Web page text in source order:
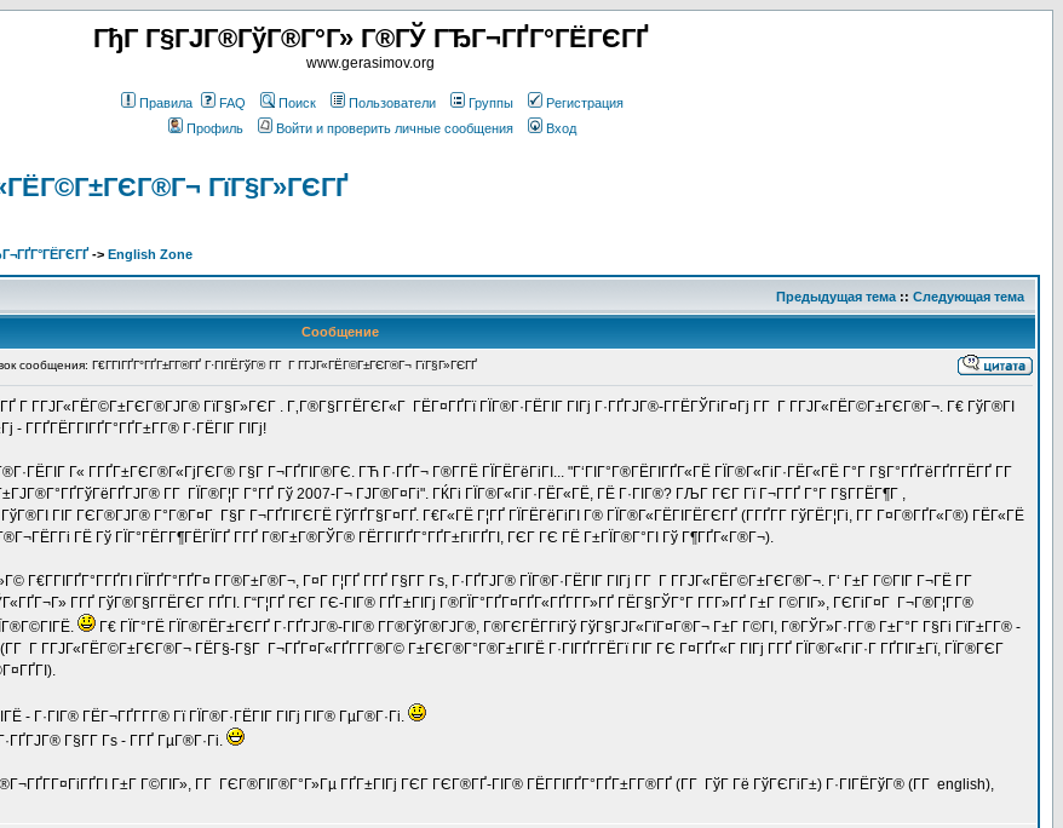
ГђГ Г§ГЈГ®ГўГ®Г°Г» Г®ГЎ ГЂГ¬ГҐГ°ГЁГЄГҐ
www.gerasimov.org
Правила FAQ Поиск Пользователи Группы
Регистрация
Профиль
Войти и проверить личные сообщения Вход
ГїГ§Г»ГЄГҐ
-> English Zone
Предыдущая тема :: Следующая тема
Сообщение
сообщения: Г€Г­ГІГҐГ°ГҐГ±Г­Г®ГҐ Г·ГІГЁГўГ® Г­Г Г Г­ГЈГ«ГЁГ©Г±ГЄГ®Г¬ ГїГ§Г»ГЄГҐ
Г Г­ГЈГ«ГЁГ©Г±ГЄГ®ГЈГ® ГїГ§Г»ГЄГ . Г‚Г®Г§Г­ГЁГЄГ«Г ГЁГ¤ГҐГї ГЇГ®Г·ГЁГІГ ГІГј Г·ГҐГЈГ®-Г­ГЁГЎГіГ¤Гј Г­Г Г Г­ГЈГ«ГЁГ©Г±ГЄГ®Г¬. Г€ ГўГ®ГІ
- Г­ГҐГЁГ­ГІГҐГ°ГҐГ±Г­Г® Г·ГЁГІГ ГІГј!
Г« Г­ГҐГ±ГЄГ®Г«ГјГЄГ® Г§Г Г¬ГҐГІГ®ГЄ. ГЋ Г·ГҐГ¬ Г®Г­ГЁ ГЇГЁГёГіГІ... "Г‘ГІГ°Г®ГЁГІГҐГ«ГЁ ГЇГ®Г«ГіГ·ГЁГ«ГЁ Г°Г Г§Г°ГҐГёГҐГ­ГЁГҐ Г­Г
Г­Г ГЇГ®Г¦Г Г°ГҐ Гў 2007-Г¬ ГЈГ®Г¤Гі". ГЌГі ГЇГ®Г«ГіГ·ГЁГ«ГЁ, ГЁ Г·ГІГ®? ГЉГ ГЄГ Гї Г¬Г­ГҐ Г°Г Г§Г­ГЁГ¶Г ,
ГІГ ГЄГ®ГЈГ® Г°Г®Г¤Г Г§Г Г¬ГҐГІГЄГЁ ГўГҐГ§Г¤ГҐ. Г€Г«ГЁ Г¦ГҐ ГЇГЁГёГіГІ Г® ГЇГ®Г«ГЁГІГЁГЄГҐ (Г­ГҐГ­Г ГўГЁГ¦Гі, Г­Г Г¤Г®ГҐГ«Г®) ГЁГ«ГЁ
ГЁ Гў ГЇГ°ГЁГ­Г¶ГЁГЇГҐ Г­ГҐ Г®Г±Г®ГЎГ® ГЁГ­ГІГҐГ°ГҐГ±ГіГҐГІ, ГЄГ ГЄ ГЁ Г±ГЇГ®Г°ГІ Гў Г¶ГҐГ«Г®Г¬).
Г€Г­ГІГҐГ°Г­ГҐГІ ГЇГҐГ°ГҐГ¤ Г­Г®Г±Г®Г¬, Г¤Г Г¦ГҐ Г­ГҐ Г§Г­Г Гѕ, Г·ГҐГЈГ® ГЇГ®Г·ГЁГІГ ГІГј Г­Г Г Г­ГЈГ«ГЁГ©Г±ГЄГ®Г¬. Г‘ Г±Г Г©ГІГ Г¬ГЁ Г­Г
Г­ГҐ ГўГ®Г§Г­ГЁГЄГ ГҐГІ. Г“Г¦ГҐ ГЄГ ГЄ-ГІГ® ГҐГ±ГІГј Г®ГЇГ°ГҐГ¤ГҐГ«ГҐГ­Г­Г»ГҐ ГЁГ§ГЎГ°Г Г­Г­Г»ГҐ Г±Г Г©ГІГ», ГЄГіГ¤Г Г¬Г®Г¦Г­Г®
Г€ ГЇГ°ГЁ ГЇГ®ГЁГ±ГЄГҐ Г·ГҐГЈГ®-ГІГ® Г­Г®ГўГ®ГЈГ®, Г®ГЄГЁГ­ГіГў ГўГ§ГЈГ«ГїГ¤Г®Г¬ Г±Г Г©ГІ, Г®ГЎГ»Г·Г­Г® Г±Г°Г Г§Гі ГїГ±Г­Г® -
(Г­Г Г Г­ГЈГ«ГЁГ©Г±ГЄГ®Г¬ ГЁГ§-Г§Г Г¬ГҐГ¤Г«ГҐГ­Г­Г®Г© Г±ГЄГ®Г°Г®Г±ГІГЁ Г·ГІГҐГ­ГЁГї ГІГ ГЄ Г¤ГҐГ«Г ГІГј Г­ГҐ ГЇГ®Г«ГіГ·Г ГҐГІГ±Гї, ГЇГ®ГЄГ
- Г·ГІГ® ГЁГ¬ГҐГ­Г­Г® Гї ГЇГ®Г·ГЁГІГ ГІГј ГІГ® ГµГ®Г·Гі.
Г§Г­Г Гѕ - Г­ГҐ ГµГ®Г·Гі.
Г±Г Г©ГІГ», Г­Г ГЄГ®ГІГ®Г°Г»Гµ ГҐГ±ГІГј ГЄГ ГЄГ®ГҐ-ГІГ® ГЁГ­ГІГҐГ°ГҐГ±Г­Г®ГҐ (Г­Г ГўГ Гё ГўГЄГіГ±) Г·ГІГЁГўГ® (Г­Г english),